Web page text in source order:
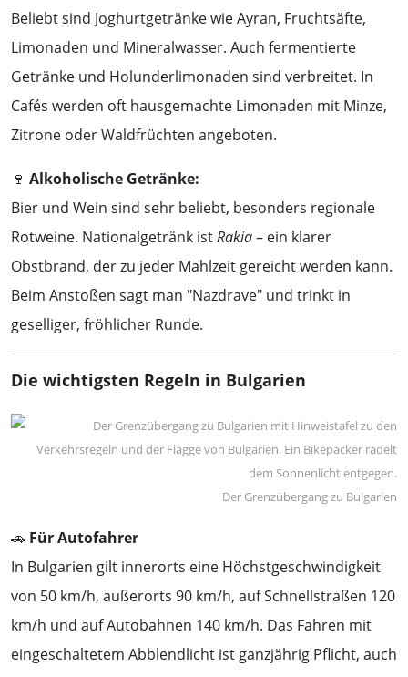
Beliebt sind Joghurtgetränke wie Ayran, Fruchtsäfte,
Limonaden und Mineralwasser. Auch fermentierte
Getränke und Holunderlimonaden sind verbreitet. In
Cafés werden oft hausgemachte Limonaden mit Minze,
Zitrone oder Waldfrüchten angeboten.
🍷 Alkoholische Getränke:
Bier und Wein sind sehr beliebt, besonders regionale
Rotweine. Nationalgetränk istRakia– ein klarer
Obstbrand, der zu jeder Mahlzeit gereicht werden kann.
Beim Anstoßen sagt man "Nazdrave" und trinkt in
geselliger, fröhlicher Runde.
Die wichtigsten Regeln in Bulgarien
Der Grenzübergang zu Bulgarien
🚗 Für Autofahrer
In Bulgarien gilt innerorts eine Höchstgeschwindigkeit
von 50 km/h, außerorts 90 km/h, auf Schnellstraßen 120
km/h und auf Autobahnen 140 km/h. Das Fahren mit
eingeschaltetem Abblendlicht ist ganzjährig Pflicht, auch